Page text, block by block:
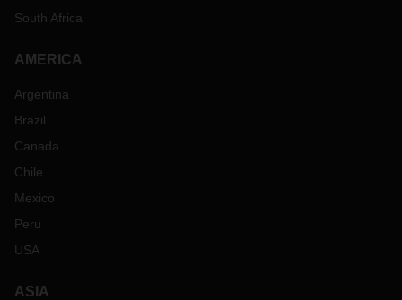
South Africa
AMERICA
Argentina
Brazil
Canada
Chile
Mexico
Peru
USA
ASIA